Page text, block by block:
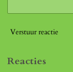
Verstuur reactie
Reacties